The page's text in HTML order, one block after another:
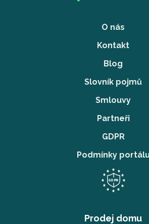
O nás
Kontakt
Blog
Slovník pojmů
Smlouvy
Partneři
GDPR
Podmínky
Prodej domu